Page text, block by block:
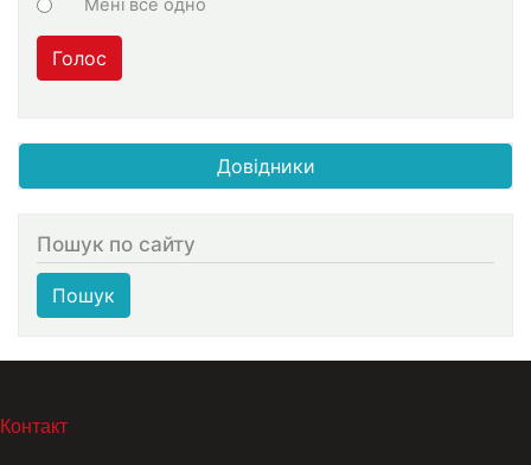
Голос
Довідники
Пошук по сайту
Пошук
МЕНЮ В ПОДВАЛЕ
Контакт